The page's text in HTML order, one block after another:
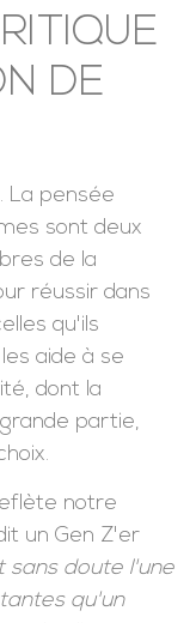
où que la
de
à participer à
à Nord Anglia,
de voir «l'art
DE
La pensée
sont deux
de la
réussir dans
qu'ils
aide à se